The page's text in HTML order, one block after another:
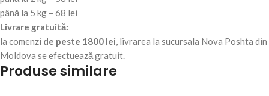
până la 5 kg – 68 lei
Livrare gratuită:
la comenzi de peste 1800 lei, livrarea la sucursala Nova Poshta din
Moldova se efectuează gratuit.
Produse similare